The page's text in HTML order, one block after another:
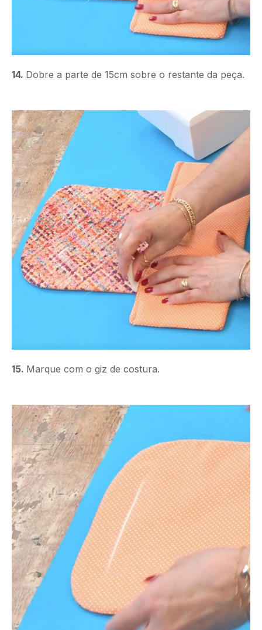
14. Dobre a parte de 15cm sobre o restante da peça.
15. Marque com o giz de costura.